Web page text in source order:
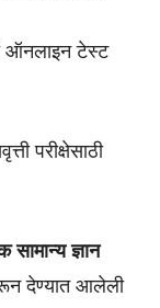
ऑनलाइन टेस्ट
परीक्षेसाठी
सामान्य ज्ञान
देण्यात आलेली